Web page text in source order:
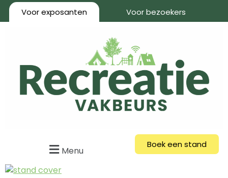
Voor exposanten Voor bezoekers
Menu
Boek een stand